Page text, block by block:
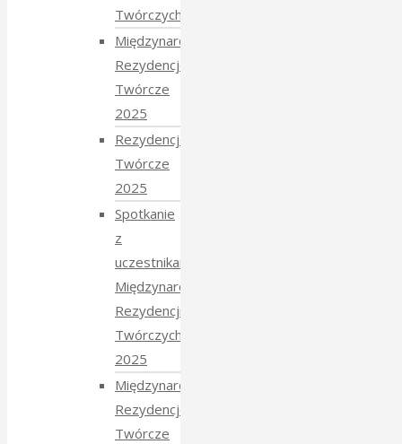
Twórczych 2026
Międzynarodowe
Rezydencje
Twórcze
2025
Rezydencje
Twórcze
2025
Spotkanie
z
uczestnikami
Międzynarodowych
Rezydencji
Twórczych
2025
Międzynarodowe
Rezydencje
Twórcze